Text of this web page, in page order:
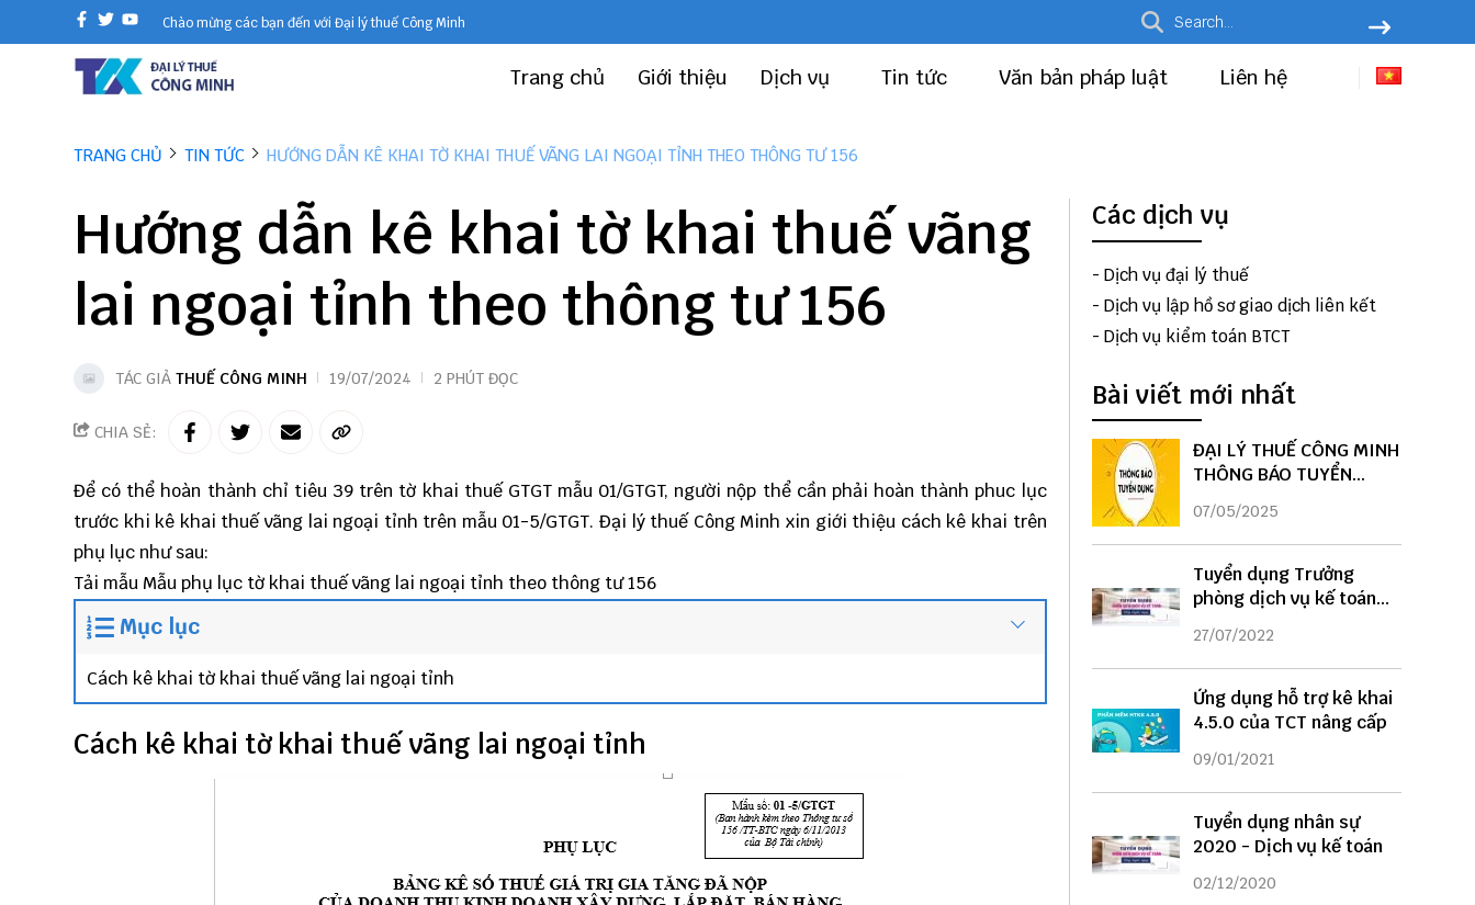
Chào mừng các bạn đến với Đại lý thuế Công Minh
Trang chủ Giới thiệu Dịch vụ Tin tức Văn bản pháp luật Liên hệ
TRANG CHỦ TIN TỨC HƯỚNG DẪN KÊ KHAI TỜ KHAI THUẾ VÃNG LAI NGOẠI TỈNH THEO THÔNG TƯ 156
Hướng dẫn kê khai tờ khai thuế vãng
lai ngoại tỉnh theo thông tư 156
TÁC GIẢ THUẾ CÔNG MINH 19/07/2024 2 PHÚT ĐỌC
CHIA SẺ:
Để có thể hoàn thành chỉ tiêu 39 trên tờ khai thuế GTGT mẫu 01/GTGT, người nộp thể cần phải hoàn thành phuc lục
trước khi kê khai thuế vãng lai ngoại tỉnh trên mẫu 01-5/GTGT.Đại lý thuế Công Minhxin giới thiệu cách kê khai trên
phụ lục như sau:
Tải mẫu Mẫu phụ lục tờ khai thuế vãng lai ngoại tỉnh theo thông tư 156
Mục lục
Cách kê khai tờ khai thuế vãng lai ngoại tỉnh
Cách kê khai tờ khai thuế vãng lai ngoại tỉnh
Các dịch vụ
- Dịch vụ đại lý thuế
- Dịch vụ lập hồ sơ giao dịch liên kết
- Dịch vụ kiểm toán BTCT
Bài viết mới nhất
ĐẠI LÝ THUẾ CÔNG MINH
THÔNG BÁO TUYỂN
DỤNG
07/05/2025
Tuyển dụng Trưởng
phòng dịch vụ kế toán
năm 2022
27/07/2022
Ứng dụng hỗ trợ kê khai
4.5.0 của TCT nâng cấp
09/01/2021
Tuyển dụng nhân sự
2020 - Dịch vụ kế toán
02/12/2020